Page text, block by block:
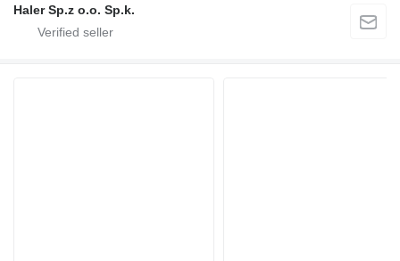
Haler Sp.z o.o. Sp.k.